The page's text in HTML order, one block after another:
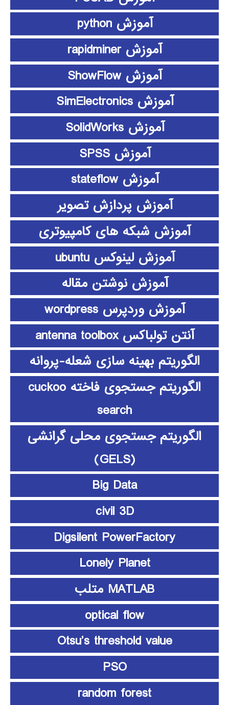
آموزش python
آموزش rapidminer
آموزش ShowFlow
آموزش SimElectronics
آموزش SolidWorks
آموزش SPSS
آموزش stateflow
آموزش پردازش تصویر
آموزش شبکه های کامپیوتری
آموزش لینوکس ubuntu
آموزش نوشتن مقاله
آموزش وردپرس wordpress
آنتن تولباکس antenna toolbox
الگوریتم بهینه سازی شعله-پروانه
الگوریتم جستجوی فاخته cuckoo
search
الگوریتم جستجوی محلی گرانشی
(GELS)
Big Data
civil 3D
Digsilent PowerFactory
Lonely Planet
MATLAB متلب
optical flow
Otsu’s threshold value
PSO
random forest